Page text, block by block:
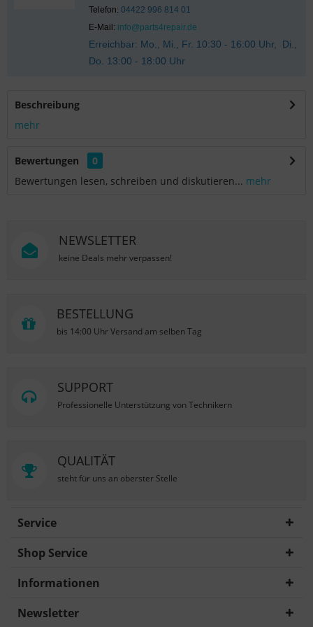
Telefon: 04422 996 814 01
E-Mail: info@parts4repair.de
Erreichbar: Mo., Mi., Fr. 10:30 - 16:00 Uhr, Di.,
Do. 13:00 - 18:00 Uhr
Beschreibung
mehr
Bewertungen
0
Bewertungen lesen, schreiben und diskutieren... mehr
NEWSLETTER
keine Deals mehr verpassen!
BESTELLUNG
bis 14:00 Uhr Versand am selben Tag
SUPPORT
Professionelle Unterstützung von Technikern
QUALITÄT
steht für uns an oberster Stelle
Service
Shop Service
Informationen
Newsletter